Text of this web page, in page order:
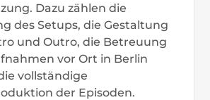
Dazu zählen die
des Setups, die Gestaltung
und Outro, die Betreuung
vor Ort in Berlin
vollständige
der Episoden.